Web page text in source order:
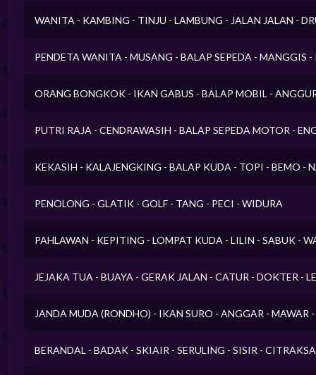
WANITA - KAMBING - TINJU - LAMBUNG - JALAN JALAN -
PENDETA WANITA - MUSANG - BALAP SEPEDA - MANGGIS
ORANG BONGKOK - IKAN GABUS - BALAP MOBIL -
PUTRI RAJA - CENDRAWASIH - BALAP SEPEDA MOTOR -
KEKASIH - KALAJENGKING - BALAP KUDA - TOPI - BEMO -
PENOLONG - GLATIK - GOLF - TANG - PECI - WIDURA
PAHLAWAN - KEPITING - LOMPAT KUDA - LILIN - SABUK -
JEJAKA TUA - BUAYA - GERAK JALAN - CATUR - DOKTER -
JANDA MUDA (RONDHO) - IKAN SURO - ANGGAR - MAWAR
BERANDAL - BADAK - SKIAIR - SERULING - SISIR - CITRAKSA